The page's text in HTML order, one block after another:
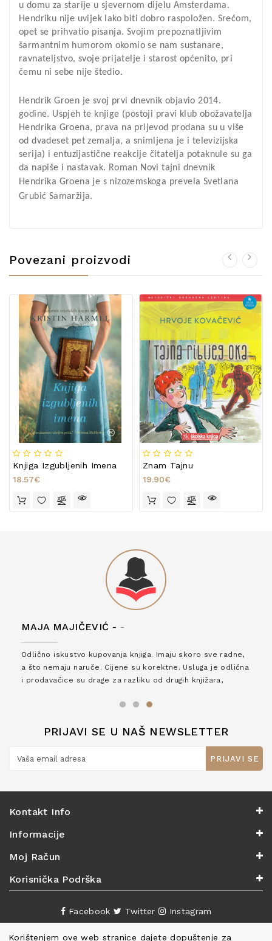
u domu za starije u sjevernom dijelu Amsterdama.
Hendriku nije uvijek lako biti dobro raspoložen. Srećom,
opet se prihvatio pisanja. Svojim prepoznatljivim
šarmantnim humorom okomio se nam sustanare,
ravnateljstvo, svoje prijatelje i starost općenito, pri
čemu ni sebe nije štedio.
Hendrik Groen je svoj prvi dnevnik objavio 2014.
godine. Uspjeh te knjige (postoji pravi klub obožavatelja
Hendrika Groena, prava na prijevod prodana su u više
od dvadeset pet zemalja, a snimljena je i televizijska
serija) i entuzijastične reakcije čitatelja potaknule su ga
da napiše i nastavak. Roman Novi tajni dnevnik
Hendrika Groena je s nizozemskoga prevela Svetlana
Grubić Samaržija.
Povezani proizvodi
Knjiga Izgubljenih Imena
18.57€
Znam Tajnu
19.90€
Korištenjem ove web stranice dajete dopuštenje za
MAJA MAJIČEVIĆ - -
Odlično iskustvo kupovanja knjiga. Imaju skoro sve radne,
a što nemaju naruče. Cijene su korektne. Usluga je odlična
i prodavačice su drage za razliku od drugih knjižara,
PRIJAVI SE U NAŠ NEWSLETTER
PRIJAVI SE
Kontakt Info
Informacije
Moj Račun
Korisnička Podrška
Facebook Twitter Instagram